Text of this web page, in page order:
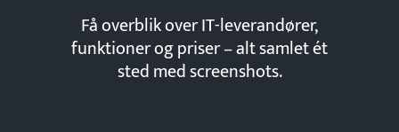
Få overblik over IT-leverandører,
funktioner og priser – alt samlet ét
sted med screenshots.